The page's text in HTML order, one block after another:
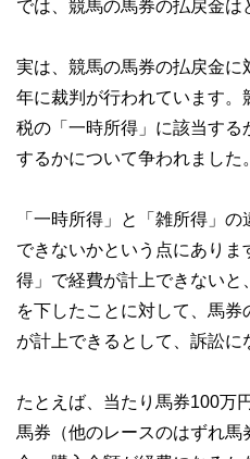
では、競馬の馬券の払戻金は
実は、競馬の馬券の払戻金
年に裁判が行われています
税の「一時所得」に該当する
するかについて争われました。
「一時所得」と「雑所得」
できないかという点にあり
得」で経費が計上できないと
を下したことに対して、馬
が計上できるとして、訴訟に
たとえば、当たり馬券100万
馬券（他のレースのはずれ